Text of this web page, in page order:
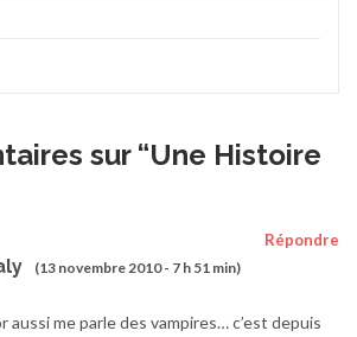
sur “Une Histoire
(13 novembre 2010 - 7 h 51 min)
Répondre
aussi me parle des vampires… c’est depuis